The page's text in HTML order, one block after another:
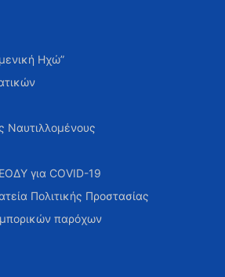
Ηχώ”
Ναυτιλλομένους
για COVID-19
Πολιτικής Προστασίας
παρόχων